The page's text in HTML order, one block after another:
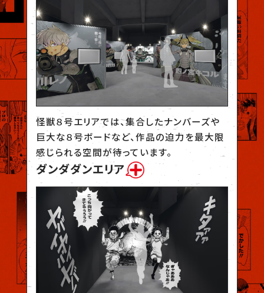
怪獣８号エリアでは、集合したナンバーズや
巨大な８号ボードなど、作品の迫力を最大限
感じられる空間が待っています。
ダンダダンエリア